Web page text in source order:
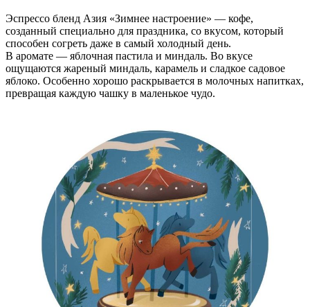
Эспрессо бленд Азия «Зимнее настроение» — кофе,
созданный специально для праздника, со вкусом, который
способен согреть даже в самый холодный день.
В аромате — яблочная пастила и миндаль. Во вкусе
ощущаются жареный миндаль, карамель и сладкое садовое
яблоко. Особенно хорошо раскрывается в молочных напитках,
превращая каждую чашку в маленькое чудо.